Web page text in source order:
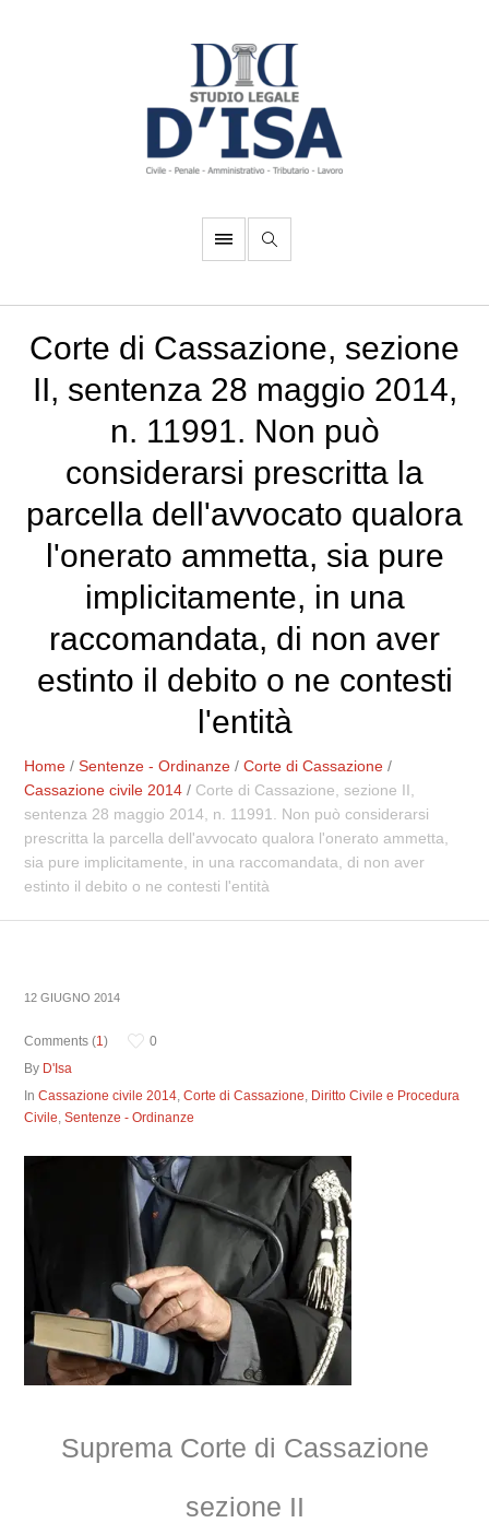
Corte di Cassazione, sezione
II, sentenza 28 maggio 2014,
n. 11991. Non può
considerarsi prescritta la
parcella dell'avvocato qualora
l'onerato ammetta, sia pure
implicitamente, in una
raccomandata, di non aver
estinto il debito o ne contesti
l'entità
Home /Sentenze - Ordinanze /Corte di Cassazione /
Cassazione civile 2014 / Corte di Cassazione, sezione II,
sentenza 28 maggio 2014, n. 11991. Non può considerarsi
prescritta la parcella dell'avvocato qualora l'onerato ammetta,
sia pure implicitamente, in una raccomandata, di non aver
estinto il debito o ne contesti l'entità
12 GIUGNO 2014
Comments (1)
0
By D'Isa
InCassazione civile 2014,Corte di Cassazione, Diritto Civile e Procedura
Civile,Sentenze - Ordinanze
Suprema Corte di Cassazione
sezione II